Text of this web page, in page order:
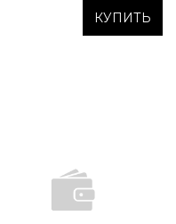
КУПИТЬ